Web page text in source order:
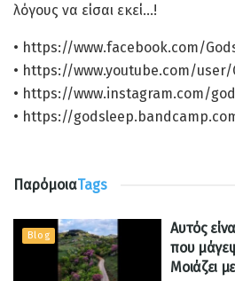
λόγους να είσαι εκεί…!
• https://www.facebook.com/
• https://www.youtube.com/user/
• https://www.instagram.com/
• https://
ΠαρόμοιαTags
Blog
Αυτός
που
Μοιάζει